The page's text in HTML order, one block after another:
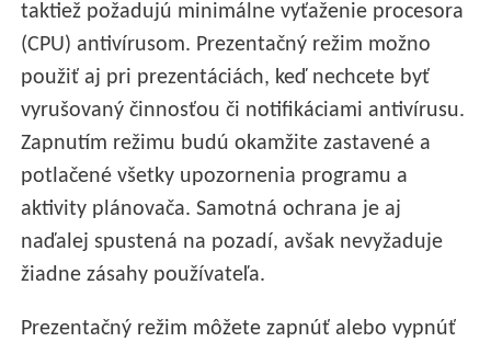
taktiež požadujú minimálne vyťaženie procesora
(CPU) antivírusom. Prezentačný režim možno
použiť aj pri prezentáciách, keď nechcete byť
vyrušovaný činnosťou či notifikáciami antivírusu.
Zapnutím režimu budú okamžite zastavené a
potlačené všetky upozornenia programu a
aktivity plánovača. Samotná ochrana je aj
naďalej spustená na pozadí, avšak nevyžaduje
žiadne zásahy používateľa.
Prezentačný režim môžete zapnúť alebo vypnúť